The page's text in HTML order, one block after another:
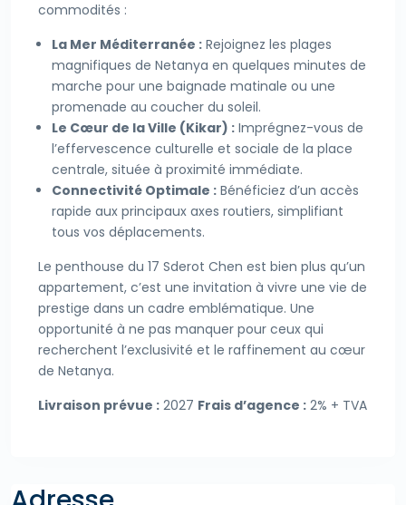
commodités :
La Mer Méditerranée : Rejoignez les plages
magnifiques de Netanya en quelques minutes de
marche pour une baignade matinale ou une
promenade au coucher du soleil.
Le Cœur de la Ville (Kikar) : Imprégnez-vous de
l’effervescence culturelle et sociale de la place
centrale, située à proximité immédiate.
Connectivité Optimale : Bénéficiez d’un accès
rapide aux principaux axes routiers, simplifiant
tous vos déplacements.
Le penthouse du 17 Sderot Chen est bien plus qu’un
appartement, c’est une invitation à vivre une vie de
prestige dans un cadre emblématique. Une
opportunité à ne pas manquer pour ceux qui
recherchent l’exclusivité et le raffinement au cœur
de Netanya.
Livraison prévue : 2027 Frais d’agence : 2% + TVA